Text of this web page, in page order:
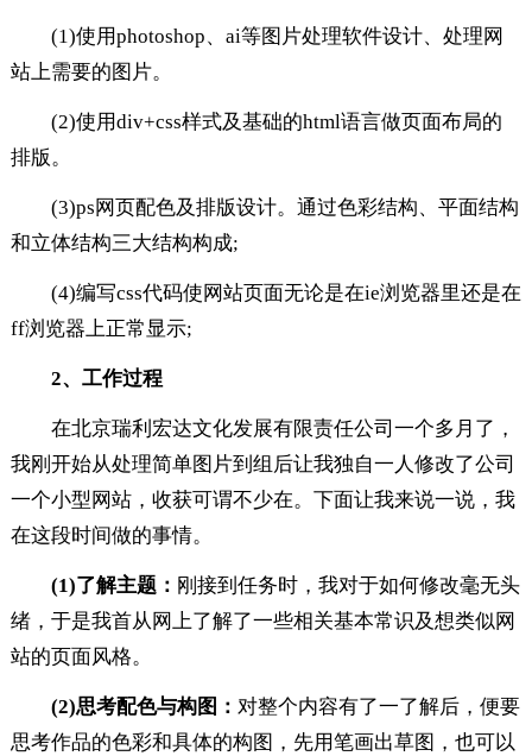
(1)使用photoshop、ai等图片处理软件设计、处理网
站上需要的图片。
(2)使用div+css样式及基础的html语言做页面布局的
排版。
(3)ps网页配色及排版设计。通过色彩结构、平面结构
和立体结构三大结构构成;
(4)编写css代码使网站页面无论是在ie浏览器里还是在
ff浏览器上正常显示;
2、工作过程
在北京瑞利宏达文化发展有限责任公司一个多月了，
我刚开始从处理简单图片到组后让我独自一人修改了公司
一个小型网站，收获可谓不少在。下面让我来说一说，我
在这段时间做的事情。
(1)了解主题： 刚接到任务时，我对于如何修改毫无头
绪，于是我首从网上了解了一些相关基本常识及想类似网
站的页面风格。
(2)思考配色与构图： 对整个内容有了一了解后，便要
思考作品的色彩和具体的构图，先用笔画出草图，也可以